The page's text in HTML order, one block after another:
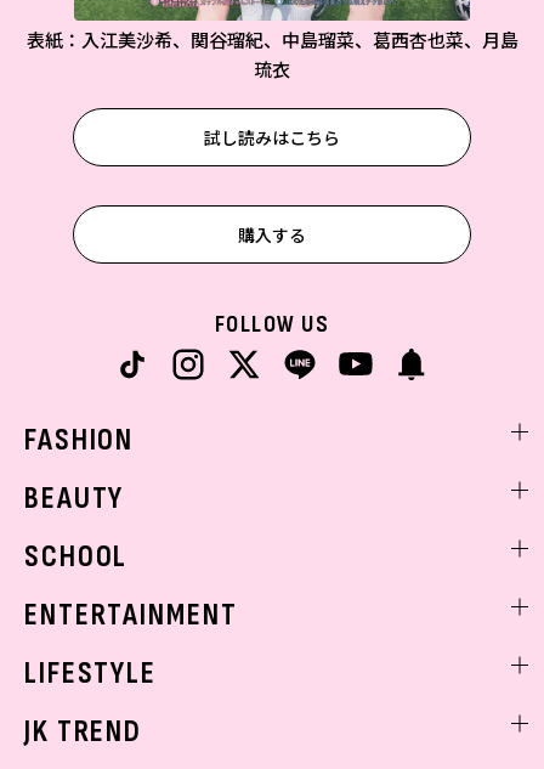
表紙：入江美沙希、関谷瑠紀、中島瑠菜、葛西杏也菜、月島
琉衣
試し読みはこちら
購入する
FOLLOW US
FASHION
着回し
BEAUTY
ベストコスメ
ボディケア
SCHOOL
学校ヘアメイク
ENTERTAINMENT
K-POP
LIFESTYLE
JK TREND